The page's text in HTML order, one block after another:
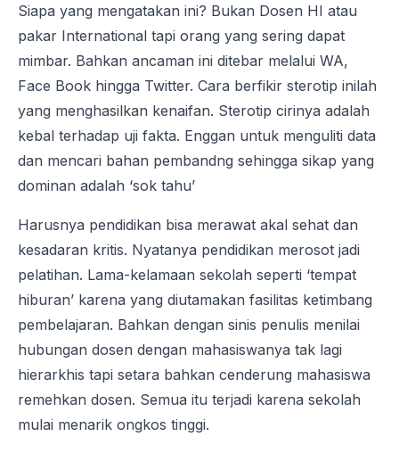
Siapa yang mengatakan ini? Bukan Dosen HI atau
pakar International tapi orang yang sering dapat
mimbar. Bahkan ancaman ini ditebar melalui WA,
Face Book hingga Twitter. Cara berfikir sterotip inilah
yang menghasilkan kenaifan. Sterotip cirinya adalah
kebal terhadap uji fakta. Enggan untuk menguliti data
dan mencari bahan pembandng sehingga sikap yang
dominan adalah ‘sok tahu’
Harusnya pendidikan bisa merawat akal sehat dan
kesadaran kritis. Nyatanya pendidikan merosot jadi
pelatihan. Lama-kelamaan sekolah seperti ‘tempat
hiburan’ karena yang diutamakan fasilitas ketimbang
pembelajaran. Bahkan dengan sinis penulis menilai
hubungan dosen dengan mahasiswanya tak lagi
hierarkhis tapi setara bahkan cenderung mahasiswa
remehkan dosen. Semua itu terjadi karena sekolah
mulai menarik ongkos tinggi.